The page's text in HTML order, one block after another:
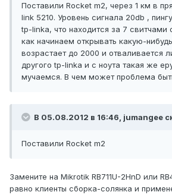
Поставили Rocket m2, через 1 км в
link 5210. Уровень сигнала 20db ,
tp-linka, что находится за 7 свитчами
как начинаем открывать какую-
возрастает до 2000 и отваливается
другого tp-linkа и с ноута такая же
мучаемся. В чем может проблема
В 05.08.2012 в 16:46, jumangee
Поставили Rocket m2
Замените на Mikrotik RB711U-2HnD или
равно клиенты сборка-солянка и